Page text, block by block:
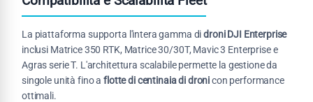
La piattaforma supporta l'intera gamma didroni DJI Enterprise
inclusi Matrice 350 RTK, Matrice 30/30T, Mavic 3 Enterprise e
Agras serie T. L'architettura scalabile permette la gestione da
singole unità fino aflotte di centinaia di dronicon performance
ottimali.